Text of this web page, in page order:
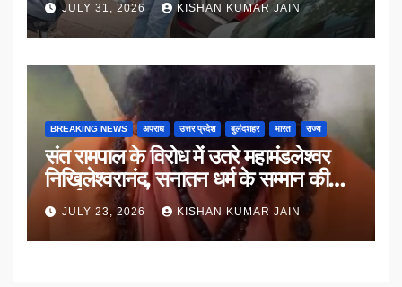
JULY 31, 2026 KISHAN KUMAR JAIN
BREAKING NEWS अपराध उत्तर प्रदेश बुलंदशहर भारत राज्य
संत रामपाल के विरोध में उतरे महामंडलेश्वर
निखिलेश्वरानंद, सनातन धर्म के सम्मान की
उठाई मांग
JULY 23, 2026 KISHAN KUMAR JAIN